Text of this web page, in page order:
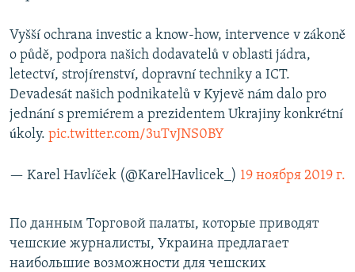
Vyšší ochrana investic a know-how, intervence v zákoně
o půdě, podpora našich dodavatelů v oblasti jádra,
letectví, strojírenství, dopravní techniky a ICT.
Devadesát našich podnikatelů v Kyjevě nám dalo pro
jednání s premiérem a prezidentem Ukrajiny konkrétní
úkoly. pic.twitter.com/3uTvJNS0BY
— Karel Havlíček (@KarelHavlicek_) 19 ноября 2019 г.
По данным Торговой палаты, которые приводят
чешские журналисты, Украина предлагает
наибольшие возможности для чешских